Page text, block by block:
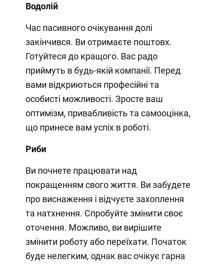
Водолій
Час пасивного очікування долі
закінчився. Ви отримаєте поштовх.
Готуйтеся до кращого. Вас радо
приймуть в будь-якій компанії. Перед
вами відкриються професійні та
особисті можливості. Зросте ваш
оптимізм, привабливість та самооцінка,
що принесе вам успіх в роботі.
Риби
Ви почнете працювати над
покращенням свого життя. Ви забудете
про виснаження і відчуєте захоплення
та натхнення. Спробуйте змінити своє
оточення. Можливо, ви вирішите
змінити роботу або переїхати. Початок
буде нелегким, однак вас очікує гарна